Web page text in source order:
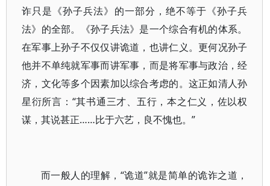
诈只是《孙子兵法》的一部分，绝不等于《孙子兵
法》的全部。《孙子兵法》是一个综合有机的体系。
在军事上孙子不仅仅讲诡道，也讲仁义。更何况孙子
他并不单纯就军事而讲军事，而是将军事与政治，经
济，文化等多个因素加以综合考虑的。这正如清人孙
星衍所言：“其书通三才、五行，本之仁义，佐以权
谋，其说甚正……比于六艺，良不愧也。”
而一般人的理解，“诡道”就是简单的诡诈之道，